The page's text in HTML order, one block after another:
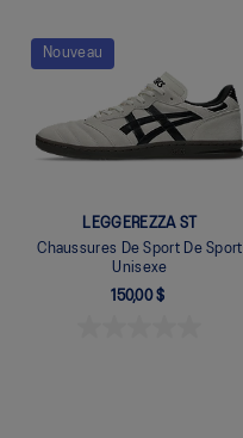
Nouveau
LEGGEREZZA ST
Chaussures De Sport De Sport
Unisexe
150,00 $